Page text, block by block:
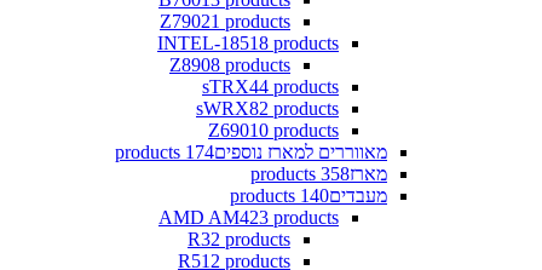
Z79021 products
INTEL-18518 products
Z8908 products
sTRX44 products
sWRX82 products
Z69010 products
מאווררים למארז נוספים174 products
מארז358 products
מעבדים140 products
AMD AM423 products
R32 products
R512 products